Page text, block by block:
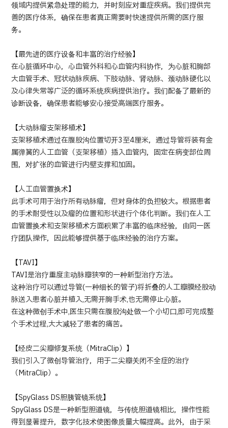
领域内提供紧急处理的能力，并时刻应对重症疾病。我们提供完
善的医疗体系，确保在患者真正需要时快速提供所需的医疗服
务。
【最先进的医疗设备和丰富的治疗经验】
在心脏循环中心，心血管外科和心血管内科协作，为心脏和胸部
大血管手术、冠状动脉疾病、下肢动脉、肾动脉、颈动脉硬化以
及心律失常等广泛的循环系统疾病提供治疗。我们配备了最新的
诊断设备，确保患者能够安心接受高端医疗服务。
【大动脉瘤支架移植术】
支架移植术通过在腹股沟位置切开3至4厘米，通过导管将装有金
属弹簧的人工血管（支架移植）插入血管内，固定在病变部位周
围，对扩张的血管进行内壁支撑和加固。
【人工血管置换术】
此手术可用于治疗所有动脉瘤，但对身体的负担较大。根据患者
的手术耐受性以及瘤的位置和形状进行个体化判断。我们在人工
血管置换术和支架移植术方面积累了丰富的临床经验，由同一医
疗团队操作，因此能够提供基于临床经验的治疗方案。
【TAVI】
TAVI是治疗重度主动脉瓣狭窄的一种新型治疗方法。
这种治疗可以通过导管(一种细长的管子)将折叠的人工瓣膜经股动
脉送入患者心脏并植入,无需开胸手术,也无需停止心脏。
在这种微创手术中,医生只需在腹股沟处做一个小切口,即可完成整
个手术过程,大大减轻了患者的痛苦。
【经皮二尖瓣修复系统（MitraClip）】
我们引入了微创导管治疗，用于二尖瓣关闭不全症的治疗
（MitraClip）。
【SpyGlass DS胆胰管镜系统】
SpyGlass DS是一种新型胆道镜，与传统胆道镜相比，操作性能
得到显著提升，数字化技术使图像质量大幅提高。此外，由于采